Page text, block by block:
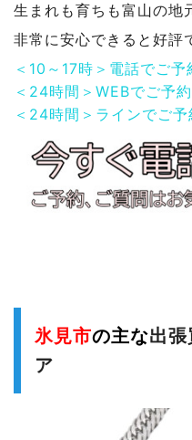
生まれも育ちも富山の地
非常に安心できると好評
＜10～17時＞電話でご予
＜24時間＞WEBでご予
＜24時間＞ラインでご
氷見市の主な出張
ア